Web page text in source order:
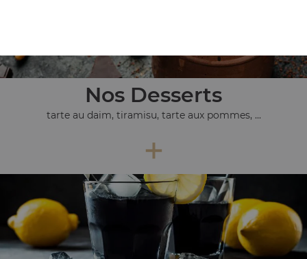
Nos Desserts
tarte au daim, tiramisu, tarte aux pommes, ...
+